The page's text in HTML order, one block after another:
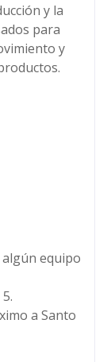
y la
para
y
equipo
a Santo